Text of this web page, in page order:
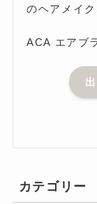
のヘアメイ
ACA エアブ
カテゴリー